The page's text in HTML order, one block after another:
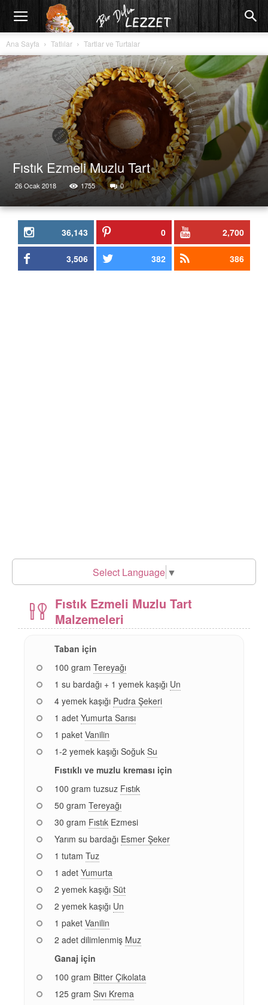
Ana Sayfa Tatlılar Tartlar ve Turtalar
Fıstık Ezmeli Muzlu Tart
26 Ocak 2018 1755 0
36,143 0 2,700
3,506 382 386
Select Language ▼
Fıstık Ezmeli Muzlu Tart
Malzemeleri
Taban için
100 gram Tereyağı
1 su bardağı + 1 yemek kaşığı Un
4 yemek kaşığı Pudra Şekeri
1 adet Yumurta Sarısı
1 paket Vanilin
1-2 yemek kaşığı Soğuk Su
Fıstıklı ve muzlu kreması için
100 gram tuzsuz Fıstık
50 gram Tereyağı
30 gram Fıstık Ezmesi
Yarım su bardağı Esmer Şeker
1 tutam Tuz
1 adet Yumurta
2 yemek kaşığı Süt
2 yemek kaşığı Un
1 paket Vanilin
2 adet dilimlenmiş Muz
Ganaj için
100 gram Bitter Çikolata
125 gram Sıvı Krema